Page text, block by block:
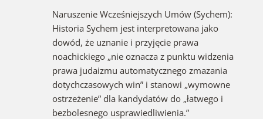
Naruszenie Wcześniejszych Umów (Sychem):
Historia Sychem jest interpretowana jako
dowód, że uznanie i przyjęcie prawa
noachickiego „nie oznacza z punktu widzenia
prawa judaizmu automatycznego zmazania
dotychczasowych win” i stanowi „wymowne
ostrzeżenie” dla kandydatów do „łatwego i
bezbolesnego usprawiedliwienia.”